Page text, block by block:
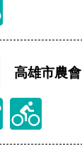
高雄市農會